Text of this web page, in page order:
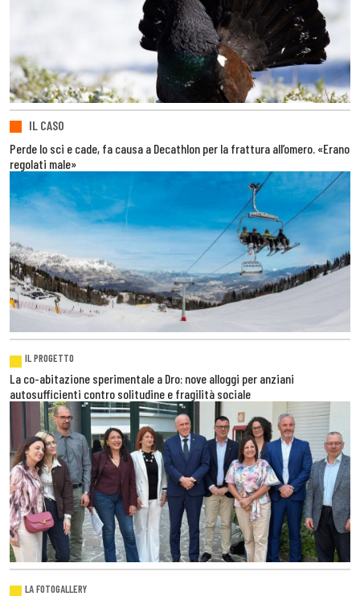
IL CASO
Perde lo sci e cade, fa causa a Decathlon per la frattura all’omero. «Erano
regolati male»
IL PROGETTO
La co-abitazione sperimentale a Dro: nove alloggi per anziani
autosufficienti contro solitudine e fragilità sociale
LA FOTOGALLERY